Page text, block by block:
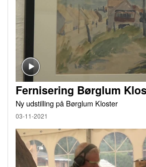
Fernisering Børglum
Ny udstilling på Børglum Kloster
03-11-2021